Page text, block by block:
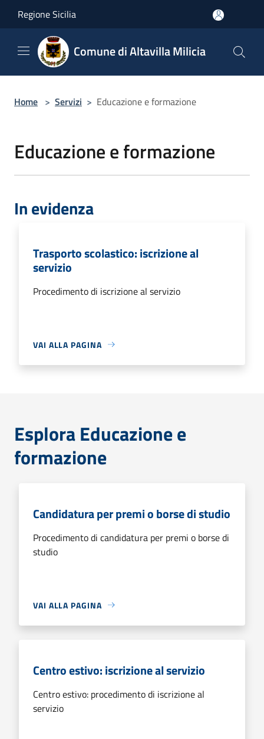
Regione Sicilia
Comune di Altavilla Milicia
Home > Servizi > Educazione e formazione
Educazione e formazione
In evidenza
Trasporto scolastico: iscrizione al
servizio
Procedimento di iscrizione al servizio
VAI ALLA PAGINA
Esplora Educazione e
formazione
Candidatura per premi o borse di studio
Procedimento di candidatura per premi o borse di
studio
VAI ALLA PAGINA
Centro estivo: iscrizione al servizio
Centro estivo: procedimento di iscrizione al
servizio